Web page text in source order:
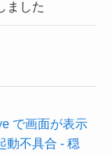
ました
で画面が表示
動不具合 - 穏